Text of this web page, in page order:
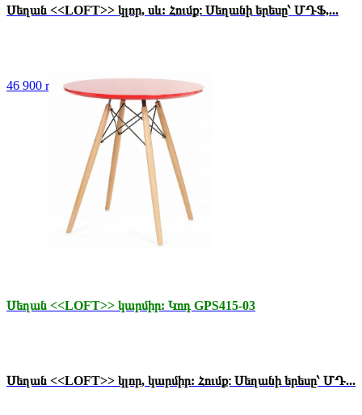
Սեղան <<LOFT>> կլոր, սև: Հումք։ Սեղանի երեսը՝ ՄԴՖ,...
46 900 դր.
Սեղան <<LOFT>> կարմիր: Կոդ GPS415-03
Սեղան <<LOFT>> կլոր, կարմիր: Հումք։ Սեղանի երեսը՝ ՄԴ...